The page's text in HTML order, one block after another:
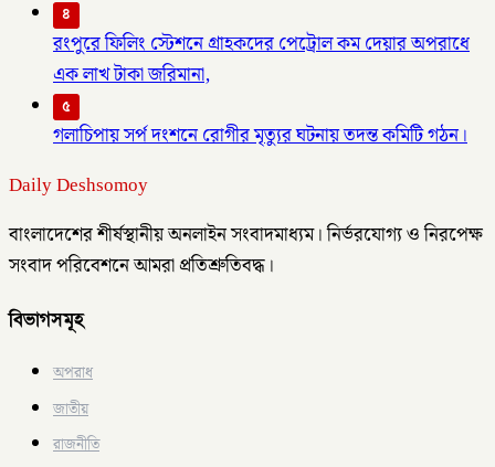
৪
রংপুরে ফিলিং স্টেশনে গ্রাহকদের পেট্রোল কম দেয়ার অপরাধে
এক লাখ টাকা জরিমানা,
৫
গলাচিপায় সর্প দংশনে রোগীর মৃত্যুর ঘটনায় তদন্ত কমিটি গঠন।
Daily Deshsomoy
বাংলাদেশের শীর্ষস্থানীয় অনলাইন সংবাদমাধ্যম। নির্ভরযোগ্য ও নিরপেক্ষ
সংবাদ পরিবেশনে আমরা প্রতিশ্রুতিবদ্ধ।
বিভাগসমূহ
অপরাধ
জাতীয়
রাজনীতি